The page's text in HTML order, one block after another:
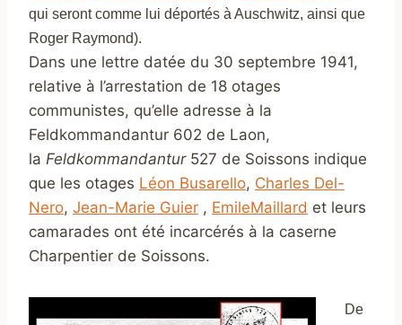
qui seront comme lui déportés à Auschwitz, ainsi que
Roger Raymond).
Dans une lettre datée du 30 septembre 1941,
relative à l’arrestation de 18 otages
communistes, qu’elle adresse à la
Feldkommandantur 602 de Laon,
la Feldkommandantur 527 de Soissons indique
que les otages Léon Busarello, Charles Del-
Nero, Jean-Marie Guier , EmileMaillard et leurs
camarades ont été incarcérés à la caserne
Charpentier de Soissons.
De